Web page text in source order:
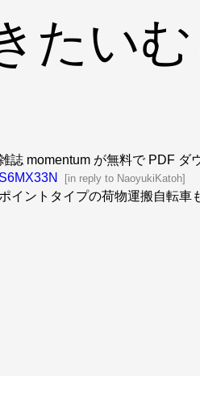
たい
誌 momentum が無料で PDF
[in reply to NaoyukiKatoh]
イントタイプの荷物運搬自転